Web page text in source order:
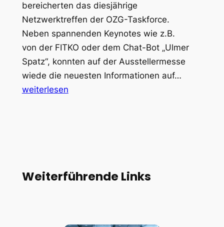
bereicherten das diesjährige
Netzwerktreffen der OZG-Taskforce.
Neben spannenden Keynotes wie z.B.
von der FITKO oder dem Chat-Bot „Ulmer
Spatz“, konnten auf der Ausstellermesse
wiede die neuesten Informationen auf…
weiterlesen
Weiterführende Links